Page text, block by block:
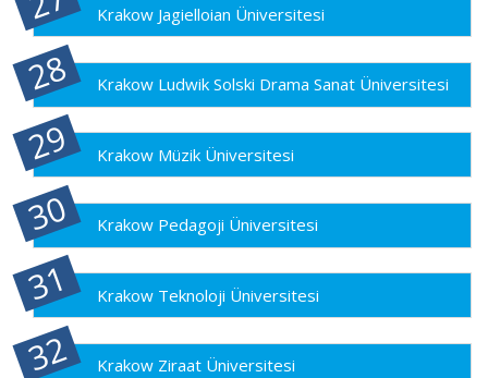
Krakow Jagielloian Üniversitesi
Krakow Ludwik Solski Drama Sanat Üniversitesi
Krakow Müzik Üniversitesi
Krakow Pedagoji Üniversitesi
Krakow Teknoloji Üniversitesi
Krakow Ziraat Üniversitesi